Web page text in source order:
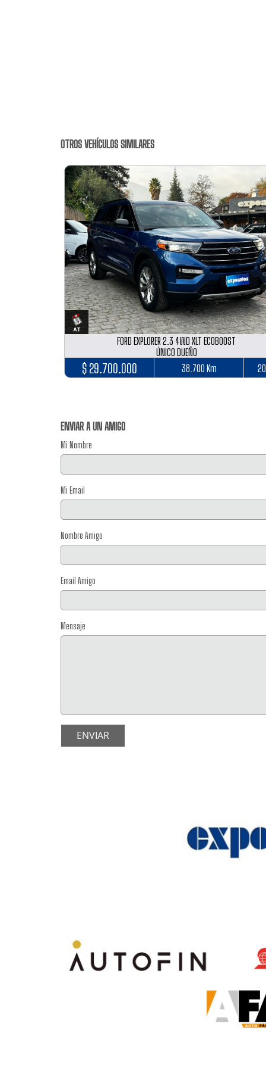
OTROS VEHÍCULOS SIMILARES
FORD EXPLORER 2.3 4WD XLT ECOBOOST
ÚNICO DUEÑO
$ 29.700.000 38.700 Km
ENVIAR A UN AMIGO
Mi Nombre
Mi Email
Nombre Amigo
Email Amigo
Mensaje
ENVIAR